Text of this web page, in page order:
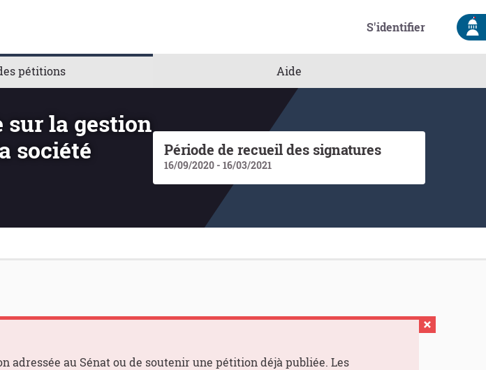
S'identifier
pétitions Aide
sur la gestion
société
Période de recueil des signatures
16/09/2020 - 16/03/2021
au Sénat ou de soutenir une pétition déjà publiée. Les